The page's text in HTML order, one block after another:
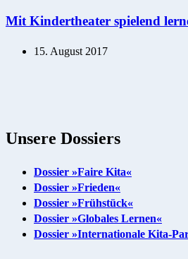
Mit Kindertheater spielend
15. August 2017
Unsere Dossiers
Dossier »Faire Kita«
Dossier »Frieden«
Dossier »Frühstück«
Dossier »Globales Lernen«
Dossier »Internationale Kita-